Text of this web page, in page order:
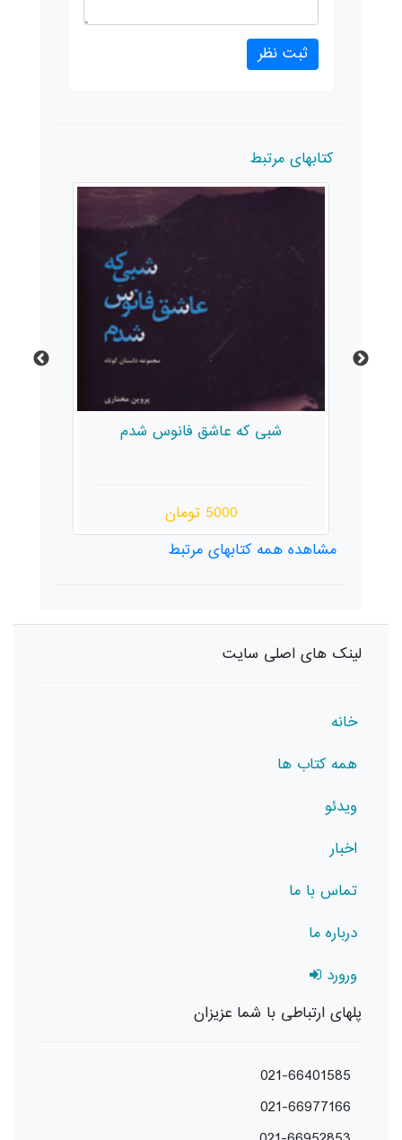
کتابهای مرتبط
شبی که عاشق فانوس شدم
5000 تومان
مشاهده همه کتابهای مرتبط
لینک های اصلی سایت
خانه
همه کتاب ها
ویدئو
اخبار
تماس با ما
درباره ما
ورورد
پلهای ارتباطی با شما عزیزان
021-66401585
021-66977166